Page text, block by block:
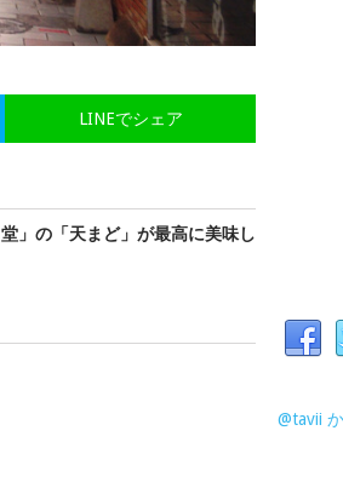
LINEでシェア
」の「天まど」が最高に美味し
@tavii